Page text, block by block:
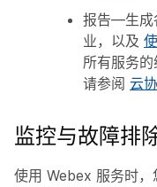
报告—生成
业，以及
所有服务的
请参阅 云
监控与故障排
使用 Webex 服务时，